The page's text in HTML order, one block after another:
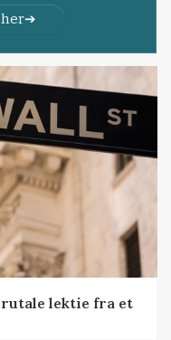
lektie fra et